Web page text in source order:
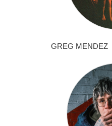
GREG MENDEZ